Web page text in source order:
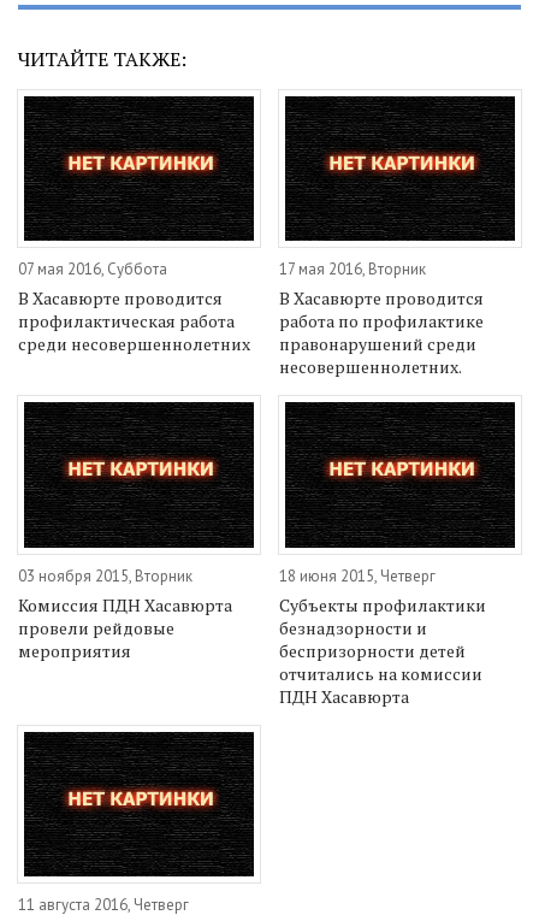
ЧИТАЙТЕ ТАКЖЕ:
07 мая 2016, Суббота
В Хасавюрте проводится
профилактическая работа
среди несовершеннолетних
17 мая 2016, Вторник
В Хасавюрте проводится
работа по профилактике
правонарушений среди
несовершеннолетних.
03 ноября 2015, Вторник
Комиссия ПДН Хасавюрта
провели рейдовые
мероприятия
18 июня 2015, Четверг
Субъекты профилактики
безнадзорности и
беспризорности детей
отчитались на комиссии
ПДН Хасавюрта
11 августа 2016, Четверг